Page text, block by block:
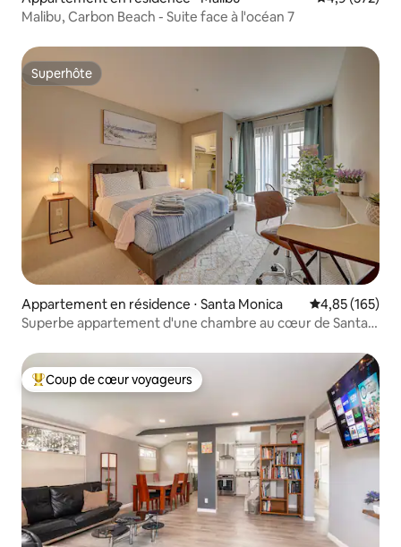
Malibu, Carbon Beach - Suite face à l'océan 7
Superhôte
Superhôte
Appartement en résidence ⋅ Santa Monica Évaluation
4,85 (165)
Superbe appartement d'une chambre au cœur de Santa
Coups de cœur voyageurs les plus appréciés
Coup de cœur voyageurs